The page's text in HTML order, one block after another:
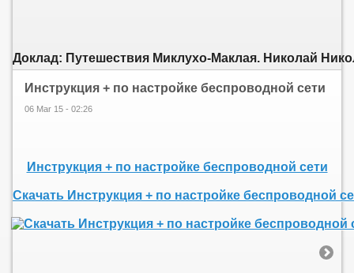
Доклад: Путешествия Миклухо-Маклая. Николай
Инструкция + по настройке беспроводной сети
06 Mar 15 - 02:26
Инструкция + по настройке беспроводной сети
Скачать Инструкция + по настройке беспроводной